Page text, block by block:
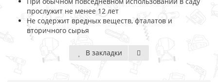
прослужит не менее 12 лет
Не содержит вредных веществ, фталатов и
вторичного сырья
В закладки